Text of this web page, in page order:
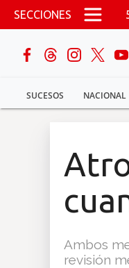
Pasar al contenido
SECCIONES
SUCESOS NACIONAL
buscar
Sucesos
Ambos
revisión